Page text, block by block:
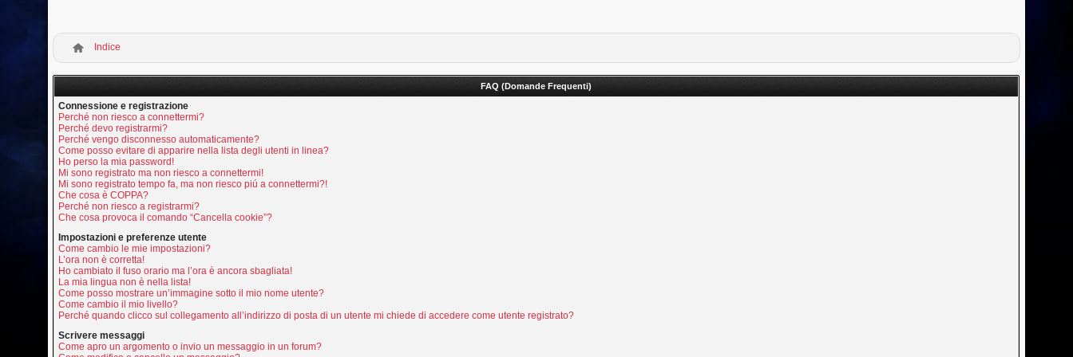
Indice
FAQ (Domande Frequenti)
Connessione e registrazione
Perché non riesco a connettermi?
Perché devo registrarmi?
Perché vengo disconnesso automaticamente?
Come posso evitare di apparire nella lista degli utenti in linea?
Ho perso la mia password!
Mi sono registrato ma non riesco a connettermi!
Mi sono registrato tempo fa, ma non riesco piú a connettermi?!
Che cosa è COPPA?
Perché non riesco a registrarmi?
Che cosa provoca il comando “Cancella cookie”?
Impostazioni e preferenze utente
Come cambio le mie impostazioni?
L’ora non è corretta!
Ho cambiato il fuso orario ma l’ora è ancora sbagliata!
La mia lingua non è nella lista!
Come posso mostrare un’immagine sotto il mio nome utente?
Come cambio il mio livello?
Perché quando clicco sul collegamento all’indirizzo di posta di un utente mi chiede di accedere come utente registrato?
Scrivere messaggi
Come apro un argomento o invio un messaggio in un forum?